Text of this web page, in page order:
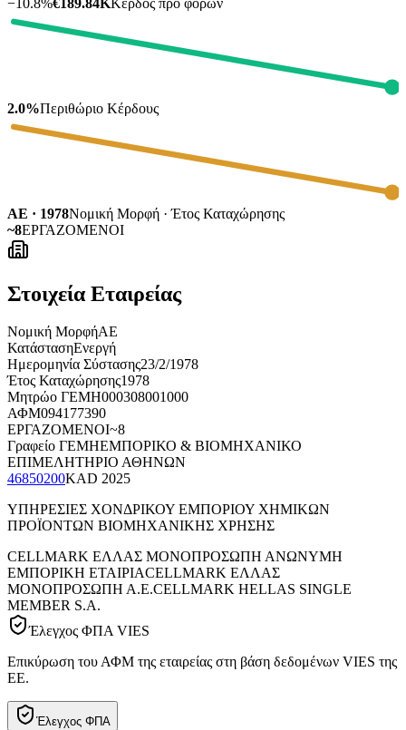
−10.8%€189.84KΚέρδος προ φόρων
2.0%Περιθώριο Κέρδους
ΑΕ · 1978Νομική Μορφή · Έτος Καταχώρησης
~8ΕΡΓΑΖΟΜΕΝΟΙ
Στοιχεία Εταιρείας
Νομική ΜορφήΑΕ
ΚατάστασηΕνεργή
Ημερομηνία Σύστασης23/2/1978
Έτος Καταχώρησης1978
Μητρώο ΓΕΜΗ000308001000
ΑΦΜ094177390
ΕΡΓΑΖΟΜΕΝΟΙ~8
Γραφείο ΓΕΜΗΕΜΠΟΡΙΚΟ & ΒΙΟΜΗΧΑΝΙΚΟ
ΕΠΙΜΕΛΗΤΗΡΙΟ ΑΘΗΝΩΝ
46850200KAD 2025
ΥΠΗΡΕΣΙΕΣ ΧΟΝΔΡΙΚΟΥ ΕΜΠΟΡΙΟΥ ΧΗΜΙΚΩΝ
ΠΡΟΪΟΝΤΩΝ ΒΙΟΜΗΧΑΝΙΚΗΣ ΧΡΗΣΗΣ
CELLMARK ΕΛΛΑΣ ΜΟΝΟΠΡΟΣΩΠΗ ΑΝΩΝΥΜΗ
ΕΜΠΟΡΙΚΗ ΕΤΑΙΡΙΑCELLMARK ΕΛΛΑΣ
ΜΟΝΟΠΡΟΣΩΠΗ Α.Ε.CELLMARK HELLAS SINGLE
MEMBER S.A.
Έλεγχος ΦΠΑ VIES
Επικύρωση του ΑΦΜ της εταιρείας στη βάση δεδομένων VIES της
ΕΕ.
Έλεγχος ΦΠΑ